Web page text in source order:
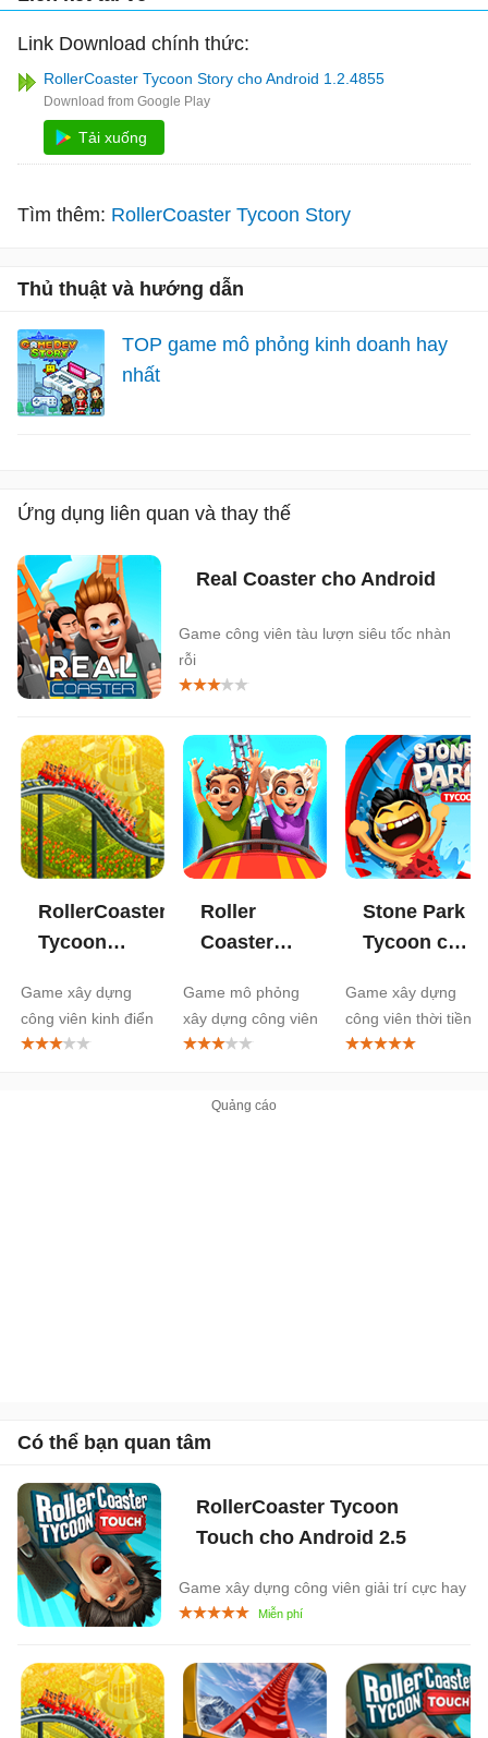
Link Download chính thức:
RollerCoaster Tycoon Story cho Android 1.2.4855
Tải xuống
Tìm thêm: RollerCoaster Tycoon Story
Thủ thuật và hướng dẫn
TOP game mô phỏng kinh doanh hay
nhất
Ứng dụng liên quan và thay thế
Real Coaster cho Android
Game công viên tàu lượn siêu tốc nhàn
rỗi
RollerCoaster
Tycoon
Android
Game xây dựng
công viên kinh điển
trên Android
Roller
Coaster
Park cho
Android
Game mô phỏng
xây dựng công viên
giải trí trong mơ
Stone Park
Tycoon cho
Game xây dựng
công viên thời tiền
sử
Có thể bạn quan tâm
RollerCoaster Tycoon
Touch cho Android 2.5
Game xây dựng công viên giải trí cực hay